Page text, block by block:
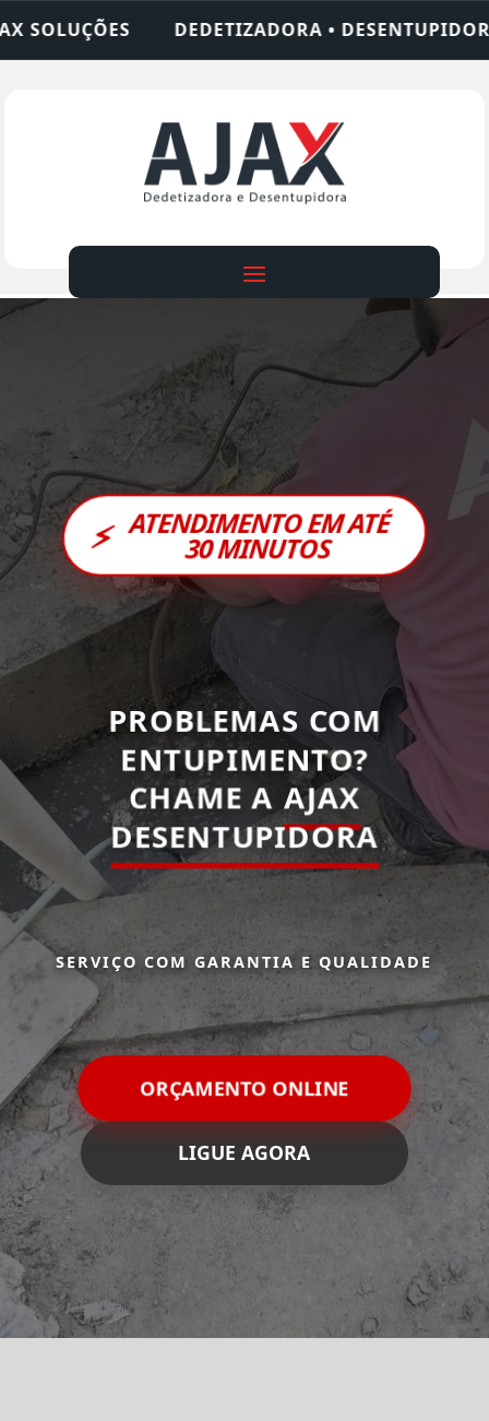
• DESENTUPIDORA • LIMPEZA DE FOSSA
⚡ ATENDIMENTO EM ATÉ
30 MINUTOS
PROBLEMAS COM
ENTUPIMENTO?
CHAME A AJAX
DESENTUPIDORA
SERVIÇO COM GARANTIA E QUALIDADE
ORÇAMENTO ONLINE
LIGUE AGORA